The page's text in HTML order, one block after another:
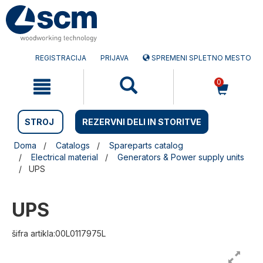
Preskočite
na
vsebino
Preskočite
na
navigacijski
REGISTRACIJA PRIJAVA SPREMENI SPLETNO MESTO
0
STROJ REZERVNI DELI IN STORITVE
Doma Catalogs
Spareparts catalog
Electrical material
Generators & Power supply units
UPS
UPS
šifra artikla:00L0117975L